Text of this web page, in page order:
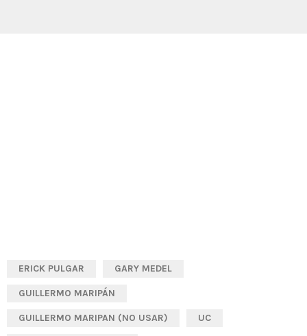
ERICK PULGAR GARY MEDEL
GUILLERMO MARIPÁN
GUILLERMO MARIPAN (NO USAR) UC